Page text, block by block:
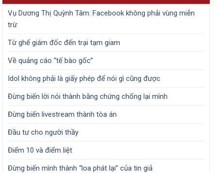
Vụ Dương Thị Quỳnh Tâm: Facebook không phải vùng miễn
trừ
Từ ghế giám đốc đến trại tạm giam
Về quảng cáo “tế bào gốc”
Idol không phải là giấy phép để nói gì cũng được
Đừng biến lời nói thành bằng chứng chống lại mình
Đừng biến livestream thành tòa án
Đầu tư cho người thầy
Điểm 10 và điểm liệt
Đừng biến mình thành “loa phát lại” của tin giả